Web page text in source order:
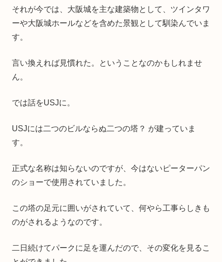
それが今では、大阪城を主な建築物として、ツインタワ
ーや大阪城ホールなどを含めた景観として馴染んでいま
す。
言い換えれば見慣れた。ということなのかもしれませ
ん。
では話をUSJに。
USJには二つのビルならぬ二つの塔？ が建っていま
す。
正式な名称は知らないのですが、今はないピーターパン
のショーで使用されていました。
この塔の足元に囲いがされていて、何やら工事らしきも
のがされるようなのです。
二日続けてパークに足を運んだので、その変化を見るこ